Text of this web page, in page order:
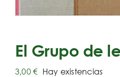
El Grupo de
3,00€ Hay existencias